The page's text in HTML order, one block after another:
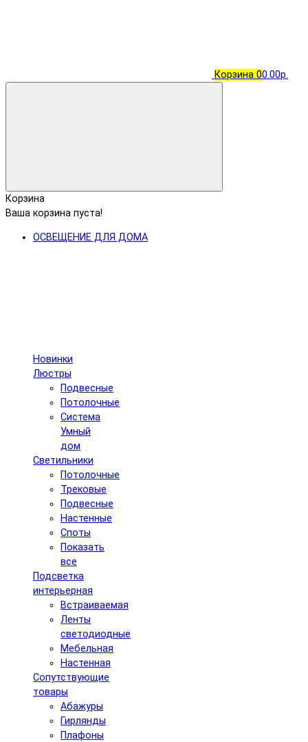
Корзина 00.00р.
Корзина
Ваша корзина пуста!
ОСВЕЩЕНИЕ ДЛЯ ДОМА
Новинки
Люстры
Подвесные
Потолочные
Система
Умный
дом
Светильники
Потолочные
Трековые
Подвесные
Настенные
Споты
Показать
все
Подсветка
интерьерная
Встраиваемая
Ленты
светодиодные
Мебельная
Настенная
Сопутствующие
товары
Абажуры
Гирлянды
Плафоны